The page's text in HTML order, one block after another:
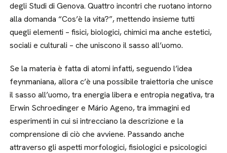
degli Studi di Genova. Quattro incontri che ruotano intorno
alla domanda “Cos’è la vita?”, mettendo insieme tutti
quegli elementi – fisici, biologici, chimici ma anche estetici,
sociali e culturali – che uniscono il sasso all’uomo.
Se la materia è fatta di atomi infatti, seguendo l’idea
feynmaniana, allora c’è una possibile traiettoria che unisce
il sasso all’uomo, tra energia libera e entropia negativa, tra
Erwin Schroedinger e Mário Ageno, tra immagini ed
esperimenti in cui si intrecciano la descrizione e la
comprensione di ciò che avviene. Passando anche
attraverso gli aspetti morfologici, fisiologici e psicologici